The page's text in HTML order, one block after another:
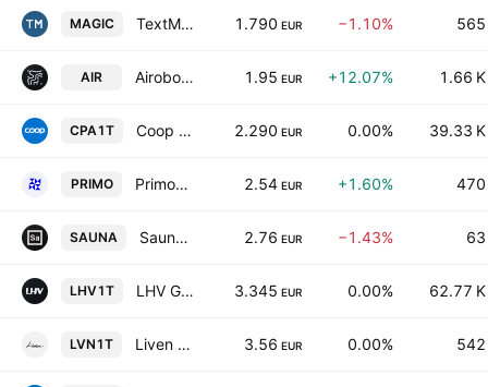
MAGIC TextMagic AS 1.790 EUR −1.10% 565
AIR Airobot Technologies AS 1.95 EUR +12.07% 1.66 K
CPA1T Coop Pank AS 2.290 EUR 0.00% 39.33 K
PRIMO Primostar Group AS 2.54 EUR +1.60% 470
SAUNA Saunum Group AS 2.76 EUR −1.43% 63
LHV1T LHV Group AS 3.345 EUR 0.00% 62.77 K
LVN1T Liven AS 3.56 EUR 0.00% 542